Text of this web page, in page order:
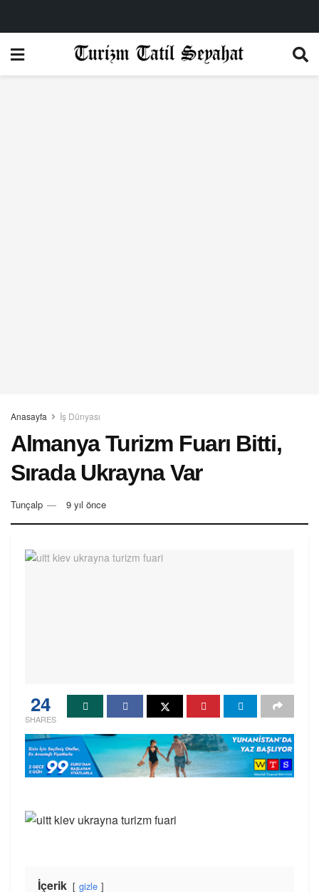
Anasayfa İş Dünyası
Almanya Turizm Fuarı Bitti,
Sırada Ukrayna Var
Tunçalp 9 yıl önce
24
SHARES
İçerik gizle